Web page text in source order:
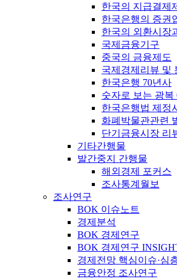
한국의 지급결제
한국은행의 증권
한국의 외환시장
국제금융기구
중국의 금융제도
국제경제리뷰 및
한국은행 70년사
숫자로 보는 광복
한국은행법 제정
화폐박물관관련
단기금융시장 리
기타간행물
발간중지 간행물
해외경제 포커스
조사통계월보
조사연구
BOK 이슈노트
경제분석
BOK 경제연구
BOK 경제연구
경제전망 핵심이슈·심
금융안정 조사연구